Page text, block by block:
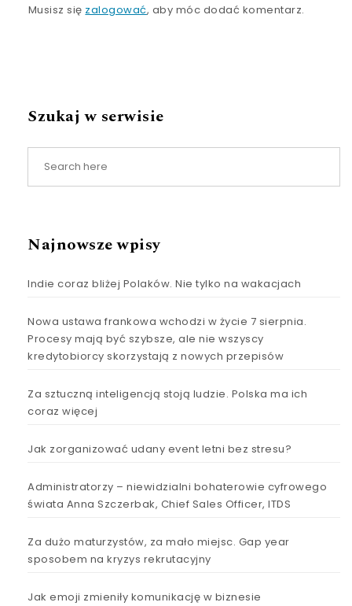
Musisz się zalogować, aby móc dodać komentarz.
Szukaj w serwisie
Najnowsze wpisy
Indie coraz bliżej Polaków. Nie tylko na wakacjach
Nowa ustawa frankowa wchodzi w życie 7 sierpnia.
Procesy mają być szybsze, ale nie wszyscy
kredytobiorcy skorzystają z nowych przepisów
Za sztuczną inteligencją stoją ludzie. Polska ma ich
coraz więcej
Jak zorganizować udany event letni bez stresu?
Administratorzy – niewidzialni bohaterowie cyfrowego
świata Anna Szczerbak, Chief Sales Officer, ITDS
Za dużo maturzystów, za mało miejsc. Gap year
sposobem na kryzys rekrutacyjny
Jak emoji zmieniły komunikację w biznesie